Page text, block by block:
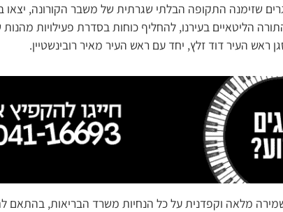
שזימנה התקופה הבלתי שגרתית של משבר הקורונה, יצאו
הליטאיים בעירנו, להחליף כוחות בסדרת פעילויות
ראש העיר דוד זלץ, יחד עם ראש העיר מאיר רובינשטיין.
שמירה מלאה וקפדנית על כל הנחיות משרד הבריאות, בהתאם